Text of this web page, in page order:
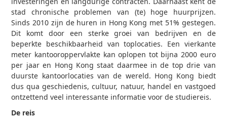
stad chronische problemen van (te) hoge huurprijzen.
Sinds 2010 zijn de huren in Hong Kong met 51% gestegen.
Dit komt door een sterke groei van bedrijven en de
beperkte beschikbaarheid van toplocaties. Een vierkante
meter kantooroppervlakte kan oplopen tot bijna 2000 euro
per jaar en Hong Kong staat daarmee in de top drie van
duurste kantoorlocaties van de wereld. Hong Kong biedt
dus qua geschiedenis, cultuur, natuur, handel en vastgoed
ontzettend veel interessante informatie voor de studiereis.
De reis